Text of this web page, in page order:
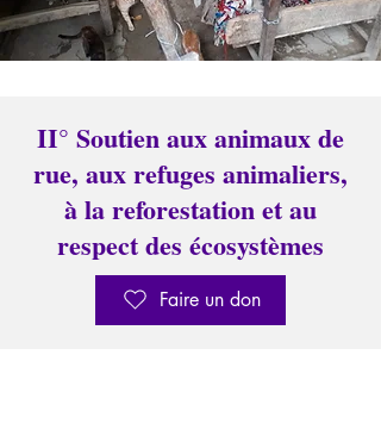
II° Soutien aux animaux de
rue, aux refuges animaliers,
à la reforestation et au
respect des écosystèmes
Faire un don